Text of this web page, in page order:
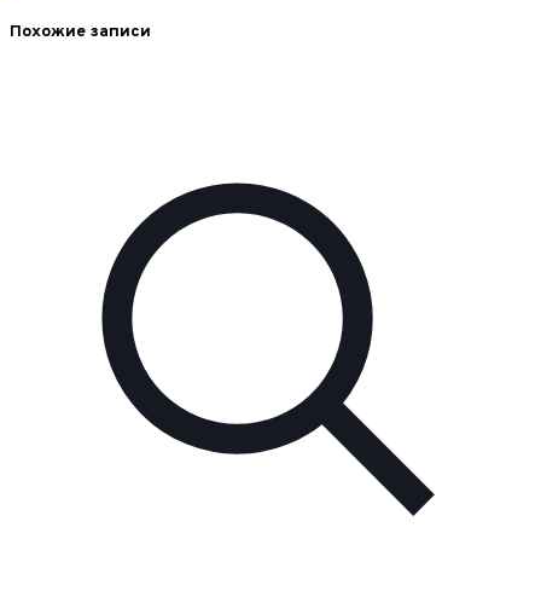
Похожие записи